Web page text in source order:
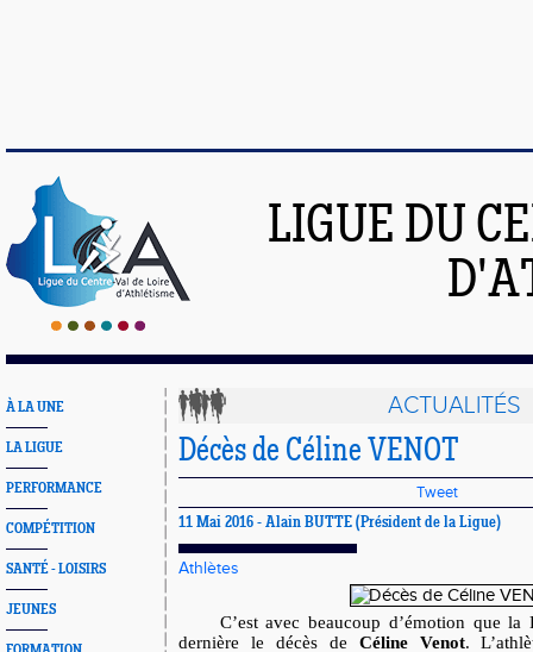
LIGUE DU
À LA UNE
LA LIGUE
PERFORMANCE
COMPÉTITION
SANTÉ - LOISIRS
JEUNES
ACTUALITÉS
Décès de Céline VENOT
Tweet
11 Mai 2016 - Alain BUTTE (Président de la Ligue)
Athlètes
C’est avec beaucoup d’émotion que
dernière le décès de Céline Venot.